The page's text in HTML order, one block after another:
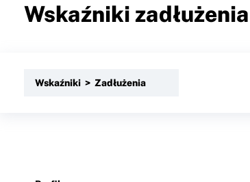
Wskaźniki
Wskaźniki > Zadłużenia